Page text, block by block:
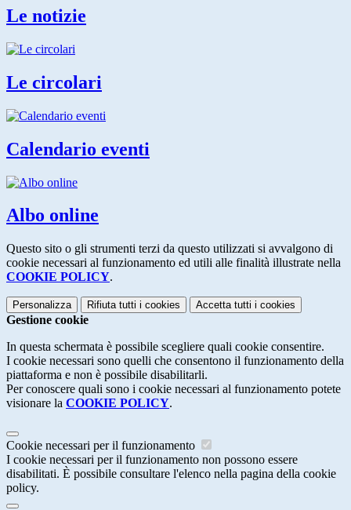
Le notizie
Le circolari
Calendario eventi
Albo online
Questo sito o gli strumenti terzi da questo utilizzati si avvalgono di
cookie necessari al funzionamento ed utili alle finalità illustrate nella
COOKIE POLICY.
Personalizza Rifiuta tutti i cookies Accetta tutti i cookies
Gestione cookie
In questa schermata è possibile scegliere quali cookie consentire.
I cookie necessari sono quelli che consentono il funzionamento della
piattaforma e non è possibile disabilitarli.
Per conoscere quali sono i cookie necessari al funzionamento potete
visionare la COOKIE POLICY.
Cookie necessari per il funzionamento
I cookie necessari per il funzionamento non possono essere
disabilitati. È possibile consultare l'elenco nella pagina della cookie
policy.